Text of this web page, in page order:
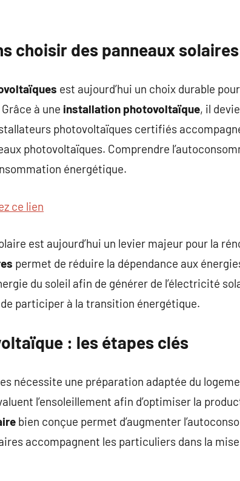
choisir des panneaux
est aujourd’hui un choix durable
à une installation photovoltaïque, il
photovoltaïques certifiés
photovoltaïques. Comprendre
énergétique.
ce lien
est aujourd’hui un levier majeur pour la
permet de réduire la dépendance aux
du soleil afin de générer de l’électricité
participer à la transition énergétique.
: les étapes clés
nécessite une préparation adaptée du
l’ensoleillement afin d’optimiser la
bien conçue permet d’augmenter
accompagnent les particuliers dans la